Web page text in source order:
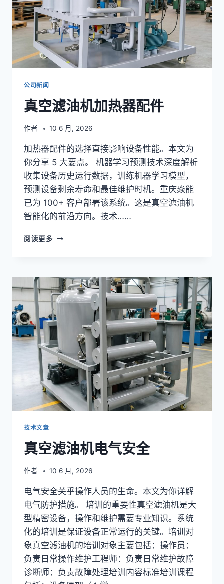
公司新闻
真空滤油机加热器配件
作者 10 6 月, 2026
加热器配件的选择直接影响设备性能。本文为
你分享 5 大要点。 机器学习预测技术深度解析
收集设备历史运行数据，训练机器学习模型，
预测设备剩余寿命和最佳维护时机。重庆焱能
已为 100+ 客户部署该系统。这是真空滤油机
智能化的前沿方向。技术……
阅读更多
机
加
热
器
配
件
技术文章
真空滤油机电气安全
作者 10 6 月, 2026
电气安全关乎操作人员的生命。本文为你详解
电气防护措施。 培训的重要性真空滤油机是大
型精密设备，操作和维护需要专业知识。系统
化的培训是保证设备正常运行的关键。培训对
象真空滤油机的培训对象主要包括：操作员：
负责日常操作维护工程师：负责日常维护故障
诊断师：负责故障处理培训内容标准培训课程